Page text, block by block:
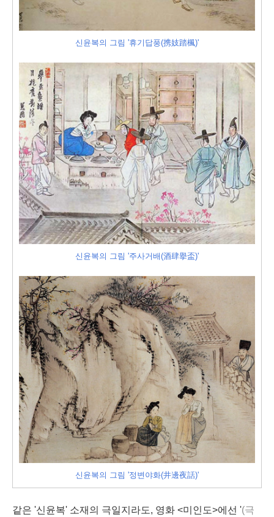
신윤복의 그림 '휴기답풍(携妓踏楓)'
신윤복의 그림 '주사거배(酒肆擧盃)'
신윤복의 그림 '정변야화(井邊夜話)'
같은 '신윤복' 소재의 극일지라도, 영화 <미인도>에선 '(극